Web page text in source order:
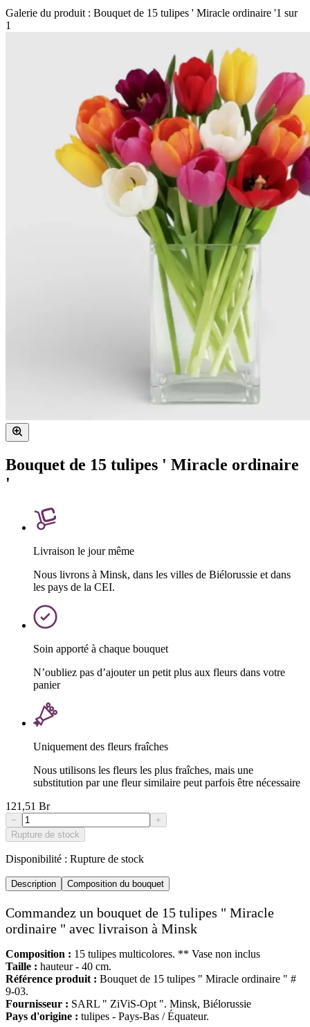
Galerie du produit : Bouquet de 15 tulipes ' Miracle ordinaire '1 sur
1
Bouquet de 15 tulipes ' Miracle ordinaire
'
Livraison le jour même
Nous livrons à Minsk, dans les villes de Biélorussie et dans
les pays de la CEI.
Soin apporté à chaque bouquet
N’oubliez pas d’ajouter un petit plus aux fleurs dans votre
panier
Uniquement des fleurs fraîches
Nous utilisons les fleurs les plus fraîches, mais une
substitution par une fleur similaire peut parfois être nécessaire
121,51 Br
−
+
Rupture de stock
Disponibilité : Rupture de stock
Description Composition du bouquet
Commandez un bouquet de 15 tulipes " Miracle
ordinaire " avec livraison à Minsk
Composition : 15 tulipes multicolores. ** Vase non inclus
Taille : hauteur - 40 cm.
Référence produit : Bouquet de 15 tulipes " Miracle ordinaire " #
9-03.
Fournisseur : SARL " ZiViS-Opt ". Minsk, Biélorussie
Pays d'origine : tulipes - Pays-Bas / Équateur.